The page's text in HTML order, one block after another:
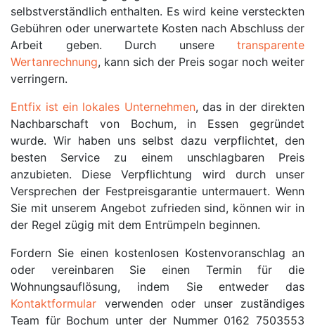
selbstverständlich enthalten. Es wird keine versteckten
Gebühren oder unerwartete Kosten nach Abschluss der
Arbeit geben. Durch unsere transparente
Wertanrechnung, kann sich der Preis sogar noch weiter
verringern.
Entfix ist ein lokales Unternehmen, das in der direkten
Nachbarschaft von Bochum, in Essen gegründet
wurde. Wir haben uns selbst dazu verpflichtet, den
besten Service zu einem unschlagbaren Preis
anzubieten. Diese Verpflichtung wird durch unser
Versprechen der Festpreisgarantie untermauert. Wenn
Sie mit unserem Angebot zufrieden sind, können wir in
der Regel zügig mit dem Entrümpeln beginnen.
Fordern Sie einen kostenlosen Kostenvoranschlag an
oder vereinbaren Sie einen Termin für die
Wohnungsauflösung, indem Sie entweder das
Kontaktformular verwenden oder unser zuständiges
Team für Bochum unter der Nummer 0162 7503553